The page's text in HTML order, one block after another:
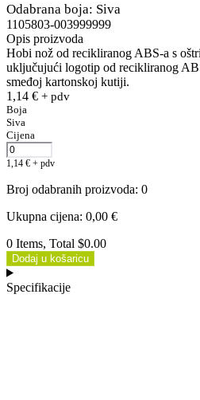
Odabrana boja: Siva
1105803-003999999
Opis proizvoda
Hobi nož od recikliranog ABS-a s
uključujući logotip od recikliranog
smeđoj kartonskoj kutiji.
1,14 € + pdv
Boja
Siva
Cijena
1,14 € + pdv
Broj odabranih proizvoda: 0
Ukupna cijena: 0,00 €
0 Items, Total $0.00
Dodaj u košaricu
Specifikacije